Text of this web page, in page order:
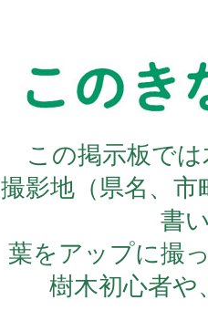
この掲示板で
撮影地（県名、
書
葉をアップに撮
樹木初心者や